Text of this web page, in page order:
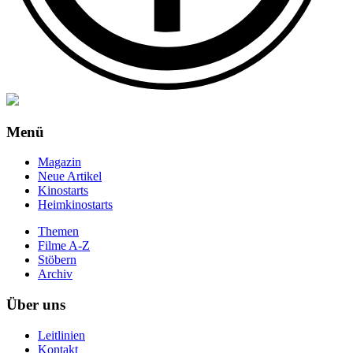
Menü
Magazin
Neue Artikel
Kinostarts
Heimkinostarts
Themen
Filme A-Z
Stöbern
Archiv
Über uns
Leitlinien
Kontakt